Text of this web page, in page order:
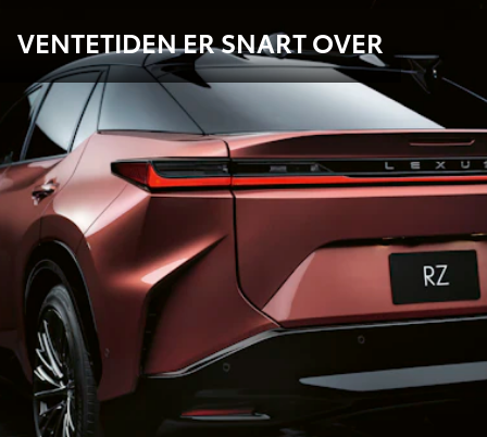
VENTETIDEN ER SNART OVER